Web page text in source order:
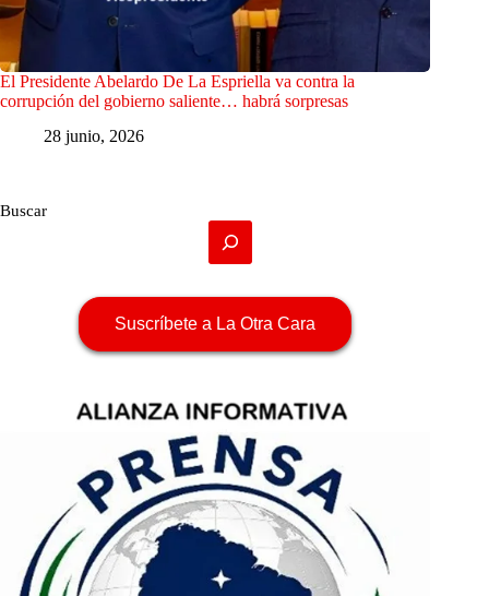
El Presidente Abelardo De La Espriella va contra la
corrupción del gobierno saliente… habrá sorpresas
28 junio, 2026
Buscar
Suscríbete a La Otra Cara